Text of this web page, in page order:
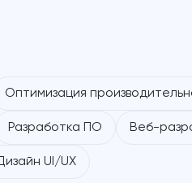
Оптимизация
Разработка ПО Веб-
UI/UX